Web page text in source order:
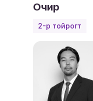
Очир
2-р тойрогт